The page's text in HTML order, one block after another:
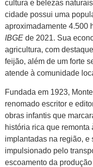
cultura e belezas
cidade possui uma
aproximadamente 4.500
IBGE de 2021. Sua
agricultura, com
feijão, além de um forte
atende à comunidade
Fundada em 1923,
renomado escritor e
obras infantis que
história rica que
implantadas na região, e
impulsionado pelo
escoamento da